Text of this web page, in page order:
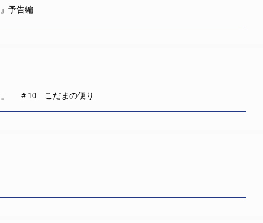
予告編
」 ＃10 こだまの便り